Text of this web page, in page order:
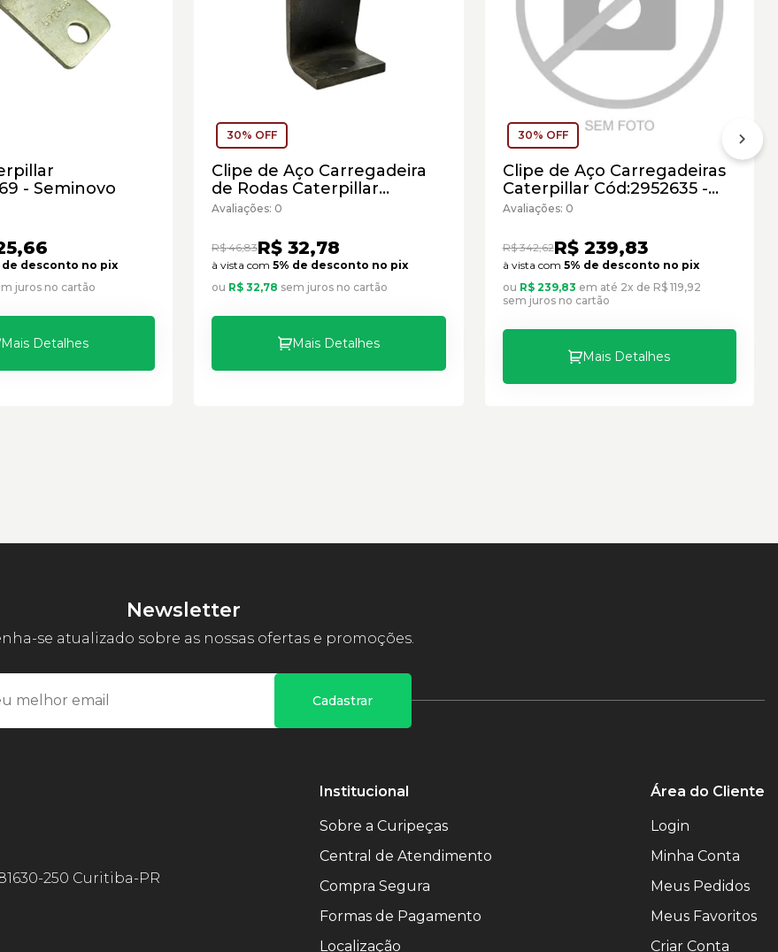
- Seminovo
de desconto no pix
juros no cartão
Mais Detalhes
30% OFF
Clipe de Aço Carregadeira
de Rodas Caterpillar
Cód:3K6868 - Seminovo
Avaliações: 0
R$ 46,83R$ 32,78
à vista com 5% de desconto no pix
ou R$ 32,78 sem juros no cartão
Mais Detalhes
30% OFF
Clipe de Aço Carregadeiras
Caterpillar Cód:2952635 -
Seminovo
Avaliações: 0
R$ 342,62R$ 239,83
à vista com 5% de desconto no pix
ou R$ 239,83 em até 2x de R$ 119,92
sem juros no cartão
Mais Detalhes
Newsletter
se atualizado sobre as nossas ofertas e promoções.
Cadastrar
250 Curitiba-PR
Institucional
Sobre a Curipeças
Central de Atendimento
Compra Segura
Formas de Pagamento
Localização
Área do Cliente
Login
Minha Conta
Meus Pedidos
Meus Favoritos
Criar Conta